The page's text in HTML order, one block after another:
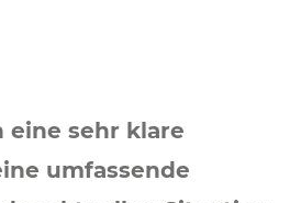
eine sehr klare
umfassende